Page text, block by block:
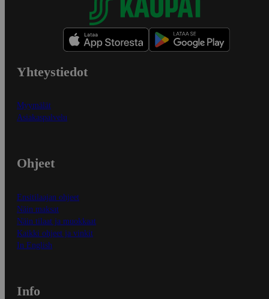
Yhteystiedot
Myymälät
Asiakaspalvelu
Ohjeet
Ensitilaajan ohjeet
Näin maksat
Näin tilaat ja muokkaat
Kaikki ohjeet ja vinkit
In English
Info